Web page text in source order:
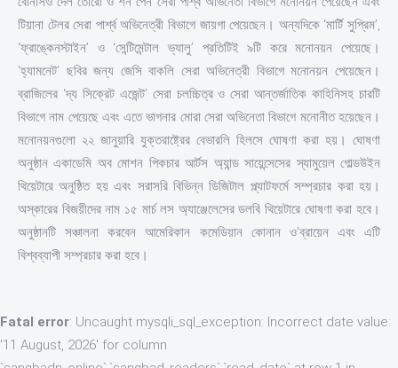
টিয়ানা টেলর সেরা পার্শ্ব অভিনেত্রী বিভাগে জায়গা পেয়েছেন। অন্যদিকে ‘মার্টি সুপ্রিম’,
‘ফ্রাঙ্কেনস্টাইন’ ও ‘সেন্টিমেন্টাল ভ্যালু’ প্রতিটিই ৯টি করে মনোনয়ন পেয়েছে।
‘হ্যামনেট’ ছবির জন্য জেসি বাকলি সেরা অভিনেত্রী বিভাগে মনোনয়ন পেয়েছেন।
ব্রাজিলের ‘দ্য সিক্রেট এজেন্ট’ সেরা চলচ্চিত্র ও সেরা আন্তর্জাতিক কাহিনিসহ চারটি
বিভাগে নাম পেয়েছে এবং এতে ভাগনার মোরা সেরা অভিনেতা বিভাগে মনোনীত হয়েছেন।
মনোনয়নগুলো ২২ জানুয়ারি যুক্তরাষ্ট্রের বেভারলি হিলসে ঘোষণা করা হয়। ঘোষণা
অনুষ্ঠান একাডেমি অব মোশন পিকচার আর্টস অ্যান্ড সায়েন্সেসের স্যামুয়েল গোল্ডউইন
থিয়েটারে অনুষ্ঠিত হয় এবং সরাসরি বিভিন্ন ডিজিটাল প্ল্যাটফর্মে সম্প্রচার করা হয়।
অস্কারের বিজয়ীদের নাম ১৫ মার্চ লস অ্যাঞ্জেলেসের ডলবি থিয়েটারে ঘোষণা করা হবে।
অনুষ্ঠানটি সঞ্চালনা করবেন আমেরিকান কমেডিয়ান কোনান ও’ব্রায়েন এবং এটি
বিশ্বব্যাপী সম্প্রচার করা হবে।
Fatal error: Uncaught mysqli_sql_exception: Incorrect date value:
'11 August, 2026' for column